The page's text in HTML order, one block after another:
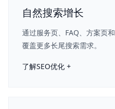
自然搜索增长
通过服务页、FAQ、方案页
覆盖更多长尾搜索需求。
了解SEO优化 +